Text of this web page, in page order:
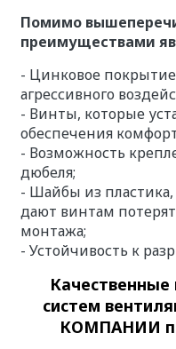
Помимо
преимуществами
- Цинковое
агрессивного
- Винты, которые
обеспечения
- Возможность
дюбеля;
- Шайбы из
дают винтам
монтажа;
- Устойчивость к
Качественные
систем
КОМПАНИИ